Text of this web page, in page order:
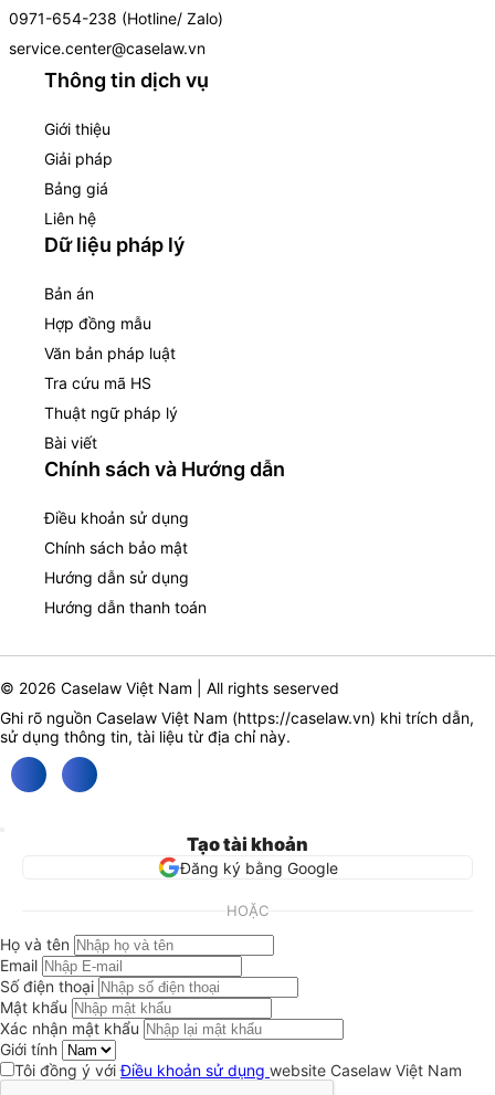
0971-654-238 (Hotline/ Zalo)
service.center@caselaw.vn
Thông tin dịch vụ
Giới thiệu
Giải pháp
Bảng giá
Liên hệ
Dữ liệu pháp lý
Bản án
Hợp đồng mẫu
Văn bản pháp luật
Tra cứu mã HS
Thuật ngữ pháp lý
Bài viết
Chính sách và Hướng dẫn
Điều khoản sử dụng
Chính sách bảo mật
Hướng dẫn sử dụng
Hướng dẫn thanh toán
© 2026 Caselaw Việt Nam | All rights seserved
Ghi rõ nguồn Caselaw Việt Nam (https://caselaw.vn) khi trích dẫn,
sử dụng thông tin, tài liệu từ địa chỉ này.
Tạo tài khoản
Đăng ký bằng Google
HOẶC
Họ và tên
Email
Số điện thoại
Mật khẩu
Xác nhận mật khẩu
Giới tính
Tôi đồng ý vớiĐiều khoản sử dụng website Caselaw Việt Nam